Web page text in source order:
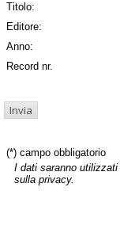
Titolo:
Editore:
Anno:
Record nr.
(*) campo obbligatorio
I dati saranno
sulla privacy.